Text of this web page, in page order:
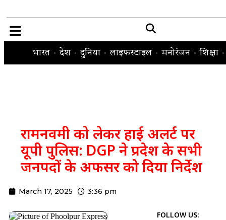
भारत देश दुनिया लाइफस्टाइल मनोरंजन शिक्षा
रामनवमी को लेकर हाई अलर्ट पर
यूपी पुलिस: DGP ने प्रदेश के सभी
जनपदों के अफसर को दिया निर्देश
March 17, 2025 3:36 pm
FOLLOW US: